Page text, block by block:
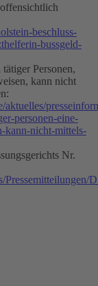
beschluss-
bussgeld-
Personen,
kann nicht
aktuelles/
personen-eine-
kann-nicht-mittels-
Nr.
Pressemitteilungen/